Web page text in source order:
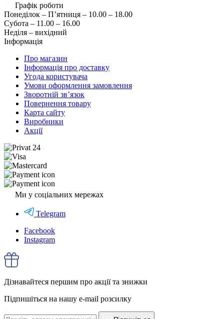
Графік роботи
Понеділок – П’ятниця – 10.00 – 18.00
Субота – 11.00 – 16.00
Неділя – вихідний
Інформація
Про магазин
Інформація про доставку
Угода користувача
Умови оформлення замовлення
Зворотній зв’язок
Повернення товару
Карта сайту
Виробники
Акції
Ми у соціальних мережах
Telegram
Facebook
Instagram
Дізнавайтеся першим про акції та знижки
Підпишіться на нашу e-mail розсилку